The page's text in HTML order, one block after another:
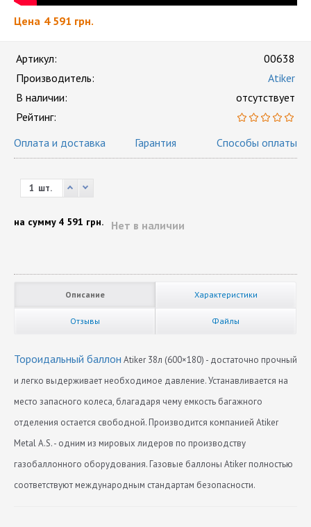
Цена 4 591 грн.
Артикул:
00638
Производитель:
Atiker
В наличии:
отсутствует
Рейтинг:
Оплата и доставка
Гарантия Способы оплаты
шт.
Нет в наличии
на сумму 4 591 грн.
Описание Характеристики
Отзывы Файлы
Тороидальный баллон Atiker 38л (600×180) - достаточно прочный
и легко выдерживает необходимое давление. Устанавливается на
место запасного колеса, благадаря чему емкость багажного
отделения остается свободной. Производится компанией Atiker
Metal A.S. - одним из мировых лидеров по производству
газобаллонного оборудования. Газовые баллоны Atiker полностью
соответствуют международным стандартам безопасности.